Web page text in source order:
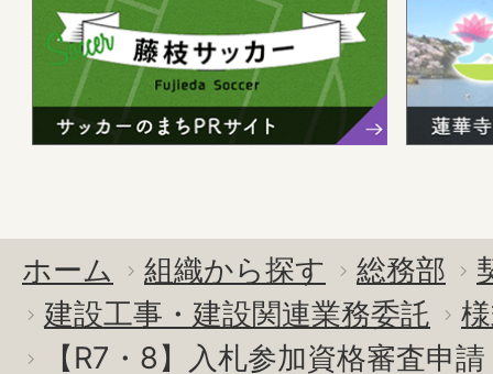
ホーム 組織から探す 総務部
建設工事・建設関連業務委託
【R7・8】入札参加資格審査申